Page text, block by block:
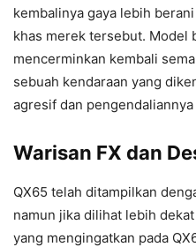
kembalinya gaya lebih
khas merek tersebut. Model
mencerminkan kembali
sebuah kendaraan yang
agresif dan
Warisan FX dan
QX65 telah ditampilkan
namun jika dilihat lebih
yang mengingatkan pada